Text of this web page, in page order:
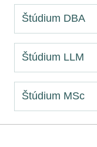
Štúdium DBA
Štúdium LLM
Štúdium MSc